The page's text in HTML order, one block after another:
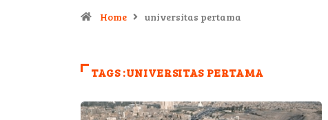
Home universitas pertama
TAGS :UNIVERSITAS PERTAMA